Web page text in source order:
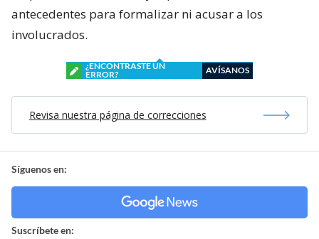
antecedentes para formalizar ni acusar a los
involucrados.
¿ENCONTRASTE UN
ERROR?
AVÍSANOS
Revisa nuestra página de correcciones
Síguenos en:
Suscríbete en: